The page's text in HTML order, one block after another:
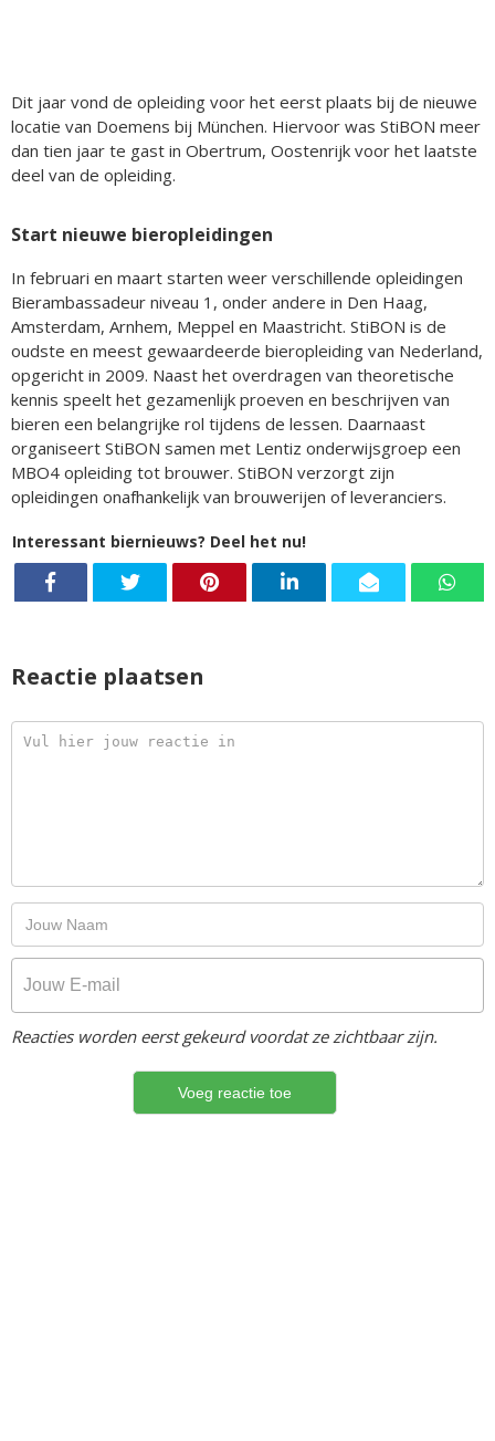
Dit jaar vond de opleiding voor het eerst plaats bij de nieuwe
locatie van Doemens bij München. Hiervoor was StiBON meer
dan tien jaar te gast in Obertrum, Oostenrijk voor het laatste
deel van de opleiding.
Start nieuwe bieropleidingen
In februari en maart starten weer verschillende opleidingen
Bierambassadeur niveau 1, onder andere in Den Haag,
Amsterdam, Arnhem, Meppel en Maastricht. StiBON is de
oudste en meest gewaardeerde bieropleiding van Nederland,
opgericht in 2009. Naast het overdragen van theoretische
kennis speelt het gezamenlijk proeven en beschrijven van
bieren een belangrijke rol tijdens de lessen. Daarnaast
organiseert StiBON samen met Lentiz onderwijsgroep een
MBO4 opleiding tot brouwer. StiBON verzorgt zijn
opleidingen onafhankelijk van brouwerijen of leveranciers.
Interessant biernieuws? Deel het nu!
Reactie plaatsen
Reacties worden eerst gekeurd voordat ze zichtbaar zijn.